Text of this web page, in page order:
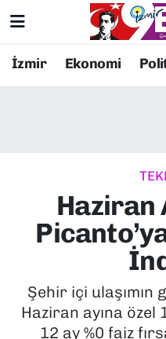
İzmir Ekonomi
Haziran
Şehir içi ulaşımın
Haziran ayına özel
12 ay %0 faiz
Resmi İlanlar
EKONOMİ
KÜLTÜR SANAT
MAGAZİN
Konak Nöbetçi
Süper Lig Puan
Tüm Manşetler
Son Dakika
Haber Arşivi